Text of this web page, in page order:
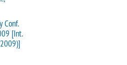
Conf.
[Int.